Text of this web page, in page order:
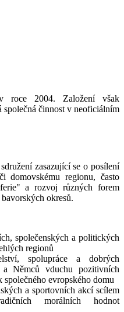
roce 2004. Založení však
společná činnost v neoficiálním
zasazující se o posílení
domovskému regionu, často
a rozvoj různých forem
okresů.
společenských a politických
regionů
spolupráce a dobrých
a Němců vduchu pozitivních
evropského domu
a sportovních akcí scílem
morálních hodnot